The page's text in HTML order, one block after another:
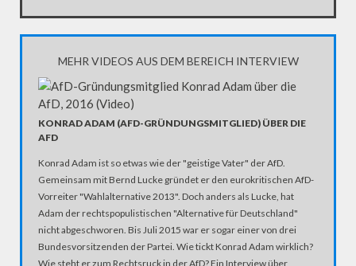
MEHR VIDEOS AUS DEM BEREICH INTERVIEW
KONRAD ADAM (AFD-GRÜNDUNGSMITGLIED) ÜBER DIE
AFD
Konrad Adam ist so etwas wie der "geistige Vater" der AfD.
Gemeinsam mit Bernd Lucke gründet er den eurokritischen AfD-
Vorreiter "Wahlalternative 2013". Doch anders als Lucke, hat
Adam der rechtspopulistischen "Alternative für Deutschland"
nicht abgeschworen. Bis Juli 2015 war er sogar einer von drei
Bundesvorsitzenden der Partei. Wie tickt Konrad Adam wirklich?
Wie steht er zum Rechtsruck in der AfD? Ein Interview über